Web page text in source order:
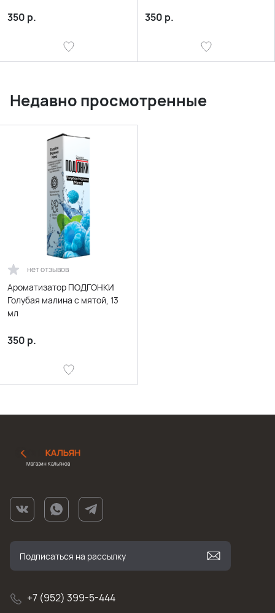
350 р. 350 р.
Недавно просмотренные
нет отзывов
Ароматизатор ПОДГОНКИ
Голубая малина с мятой, 13
мл
350 р.
Магазин Кальянов
+7 (952) 399-5-444